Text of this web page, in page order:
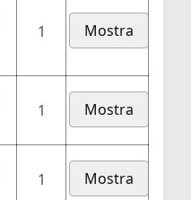
1 Mostra
1 Mostra
1 Mostra